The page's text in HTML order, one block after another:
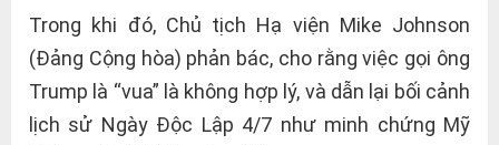
Trong khi đó, Chủ tịch Hạ viện Mike Johnson
(Đảng Cộng hòa) phản bác, cho rằng việc gọi ông
Trump là “vua” là không hợp lý, và dẫn lại bối cảnh
lịch sử Ngày Độc Lập 4/7 như minh chứng Mỹ